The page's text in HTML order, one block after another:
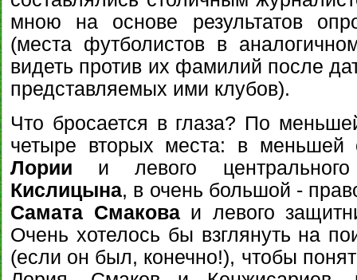
мною на основе результатов
(места футболистов в
видеть против их фамилий после
представляемых ими клубов).
Что бросается в глаза? По
четыре вторых места: в меньшей
Лории и левого
Кислицына, в очень большой -
Самата Смаковаи левого
Очень хотелось бы взглянуть на
(если он был, конечно!), чтобы